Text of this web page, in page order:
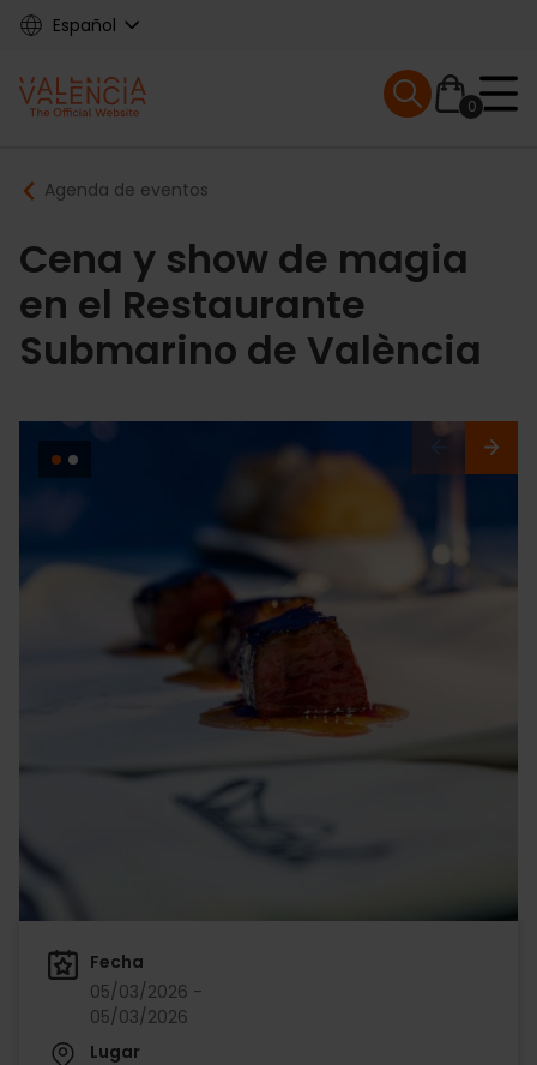
Skip
content
Español
Main
navigation
0
Mobile menu
Breadcrumb
Agenda de eventos
Cena y show de magia
en el Restaurante
Submarino de València
Fecha
05/03/2026 -
05/03/2026
Lugar